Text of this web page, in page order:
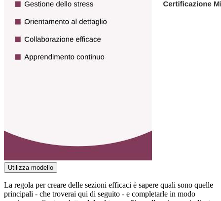
Utilizza modello
La regola per creare delle sezioni efficaci è sapere quali sono quelle
principali - che troverai qui di seguito - e completarle in modo